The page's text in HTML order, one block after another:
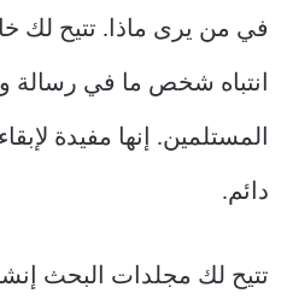
انتباه شخص ما في رسالة
المستلمين. إنها مفيدة
دائم.
تتيح لك مجلدات البحث